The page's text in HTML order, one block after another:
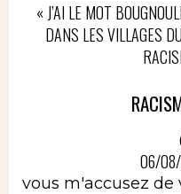
« J’AI LE MOT
DANS LES VILLAGES
06/
vous m'accusez de